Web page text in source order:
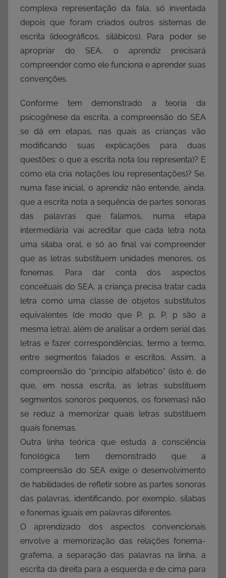
complexa representação da fala, só inventada
depois que foram criados outros sistemas de
escrita (ideográficos, silábicos). Para poder se
apropriar do SEA, o aprendiz precisará
compreender como ele funciona e aprender suas
convenções.
Conforme tem demonstrado a teoria da
psicogênese da escrita, a compreensão do SEA
se dá em etapas, nas quais as crianças vão
modificando suas explicações para duas
questões: o que a escrita nota (ou representa)? E
como ela cria notações (ou representações)? Se,
numa fase inicial, o aprendiz não entende, ainda,
que a escrita nota a sequência de partes sonoras
das palavras que falamos, numa etapa
intermediária vai acreditar que cada letra nota
uma sílaba oral, e só ao final vai compreender
que as letras substituem unidades menores, os
fonemas. Para dar conta dos aspectos
conceituais do SEA, a criança precisa tratar cada
letra como uma classe de objetos substitutos
equivalentes (de modo que P, p, P, p são a
mesma letra), além de analisar a ordem serial das
letras e fazer correspondências, termo a termo,
entre segmentos falados e escritos. Assim, a
compreensão do “princípio alfabético” (isto é, de
que, em nossa escrita, as letras substituem
segmentos sonoros pequenos, os fonemas) não
se reduz a memorizar quais letras substituem
quais fonemas.
Outra linha teórica que estuda a consciência
fonológica tem demonstrado que a
compreensão do SEA exige o desenvolvimento
de habilidades de refletir sobre as partes sonoras
das palavras, identificando, por exemplo, sílabas
e fonemas iguais em palavras diferentes.
O aprendizado dos aspectos convencionais
envolve a memorização das relações fonema-
grafema, a separação das palavras na linha, a
escrita da direita para a esquerda e de cima para